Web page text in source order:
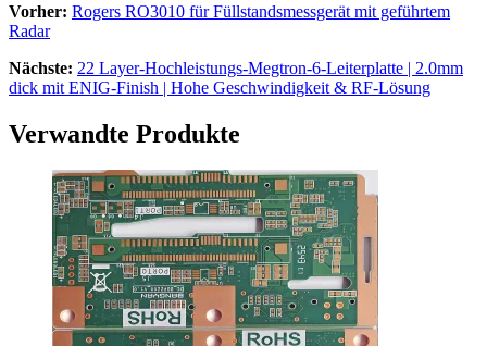
Vorher: Rogers RO3010 für Füllstandsmessgerät mit geführtem
Radar
Nächste: 22 Layer-Hochleistungs-Megtron-6-Leiterplatte | 2.0mm
dick mit ENIG-Finish | Hohe Geschwindigkeit & RF-Lösung
Verwandte Produkte